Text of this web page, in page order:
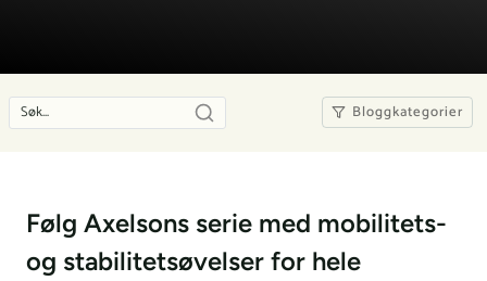
Bloggkategorier
Følg Axelsons serie med mobilitets-
og stabilitetsøvelser for hele